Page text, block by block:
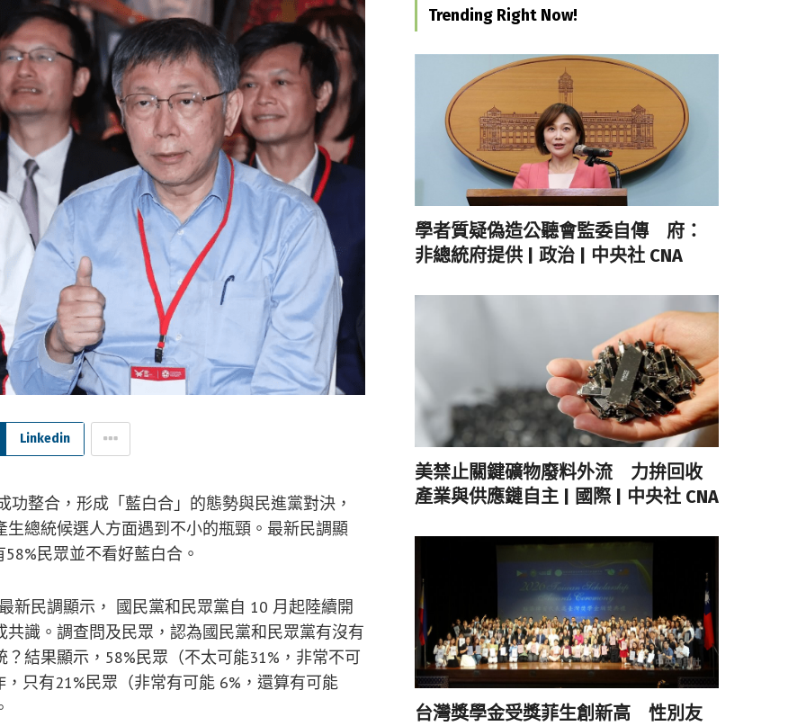
Linkedin
整合，形成「藍白合」的態勢與民進黨對決，
總統候選人方面遇到不小的瓶頸。最新民調顯
民眾並不看好藍白合。
新民調顯示， 國民黨和民眾黨自 10 月起陸續開
識。調查問及民眾，認為國民黨和民眾黨有沒有
結果顯示，58%民眾（不太可能31%，非常不可
只有21%民眾（非常有可能 6%，還算有可能
Trending Right Now!
學者質疑偽造公聽會監委自傳 府：
非總統府提供 | 政治 | 中央社 CNA
美禁止關鍵礦物廢料外流 力拚回收
產業與供應鏈自主 | 國際 | 中央社 CNA
台灣獎學金受獎菲生創新高 性別友